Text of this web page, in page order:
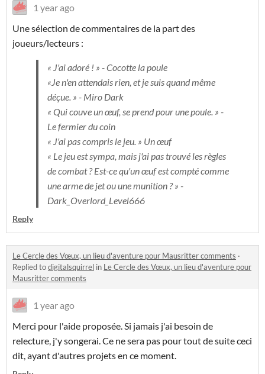
1 year ago
Une sélection de commentaires de la part des
joueurs/lecteurs :
« J'ai adoré ! » - Cocotte la poule
«Je n'en attendais rien, et je suis quand même
déçue. » - Miro Dark
« Qui couve un œuf, se prend pour une poule. » -
Le fermier du coin
« J'ai pas compris le jeu. » Un œuf
« Le jeu est sympa, mais j'ai pas trouvé les règles
de combat ? Est-ce qu'un œuf est compté comme
une arme de jet ou une munition ? » -
Dark_Overlord_Level666
Reply
Le Cercle des Vœux, un lieu d'aventure pour Mausritter comments ·
Replied todigitalsquirrel in Le Cercle des Vœux, un lieu d'aventure pour
Mausritter comments
1 year ago
Merci pour l'aide proposée. Si jamais j'ai besoin de
relecture, j'y songerai. Ce ne sera pas pour tout de suite ceci
dit, ayant d'autres projets en ce moment.